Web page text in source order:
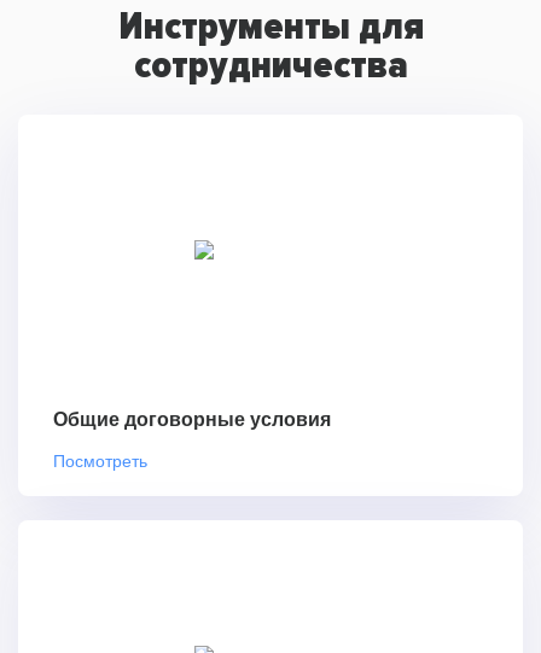
Инструменты для
сотрудничества
Общие договорные условия
Посмотреть